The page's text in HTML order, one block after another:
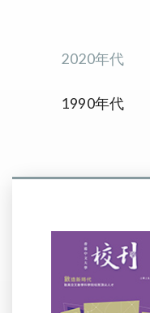
2020年代
1990年代